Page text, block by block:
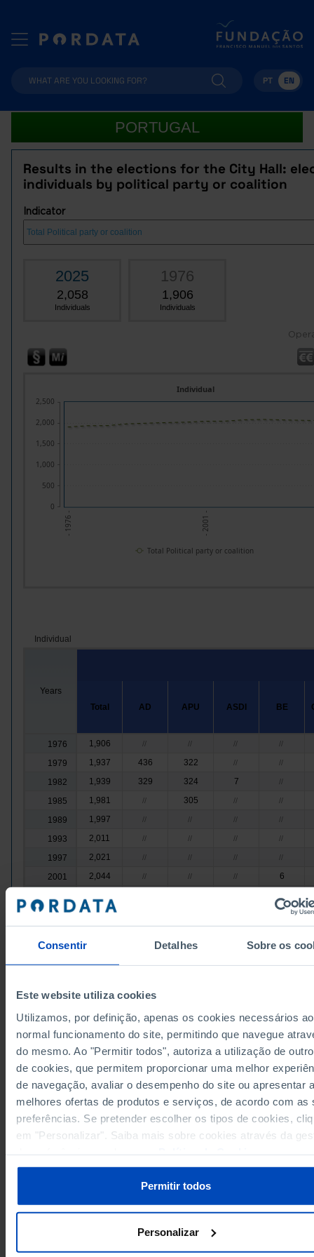
Consentir Detalhes Sobre os
Este website utiliza cookies
Utilizamos, por definição, apenas os cookies necessários ao
normal funcionamento do site, permitindo que navegue
do mesmo. Ao "Permitir todos", autoriza a utilização de
de cookies, que permitem proporcionar uma melhor
de navegação, avaliar o desempenho do site ou apresentar
melhores ofertas de produtos e serviços, de acordo com as
preferências. Se pretender escolher os tipos de cookies,
em "Personalizar". Saiba mais sobre cookies através da
Permitir todos
Personalizar
PT EN
PORTUGAL
Results in the elections for the City Hall:
individuals by political party or coalition
Indicator
2025
2,058
Individuals
1976
1,906
Individuals
- 1976 - - 2001 -
Individual
0
500
1,000
1,500
2,000
2,500
Total Political party or coalition
Individual
Years
Total
AD APU ASDI BE
1976 1,906 // // // //
1979 1,937 436 322 // //
1982 1,939 329 324 7 //
1985 1,981 // 305 // //
1989 1,997 // // // //
1993 2,011 // // // //
1997 2,021 // // // //
2001 2,044 // // //
6
2009
2,078
//
12
2025
2,058 19
Sources/Entities: SGMAI, PORDATA
Last updated: 2025-12-18
RELATED
Absolute majorities in the elections for the City Hall: total and by political
or coalition in Portugal
Results in the elections for the European Parliament: elected individuals
political party or coalition in Portugal